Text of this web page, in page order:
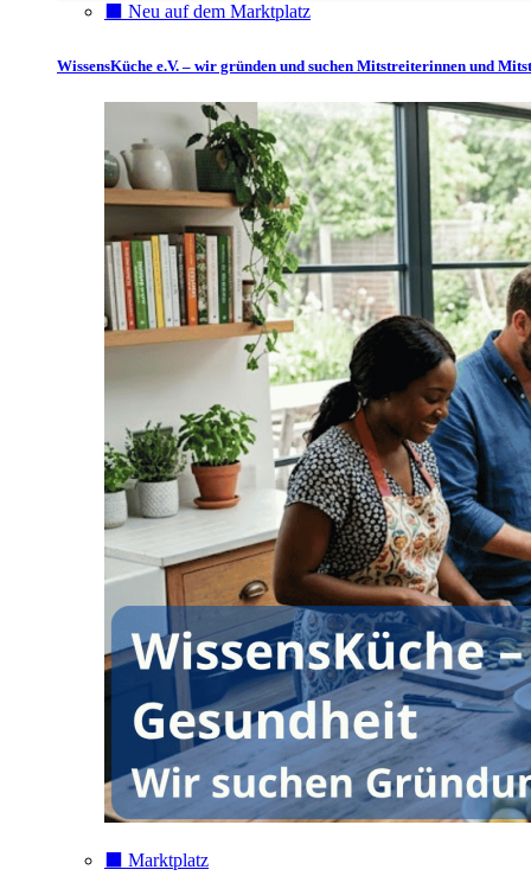
⬛️ Neu auf dem Marktplatz
WissensKüche e.V. – wir gründen und suchen Mitstreiterinnen und
⬛️ Marktplatz